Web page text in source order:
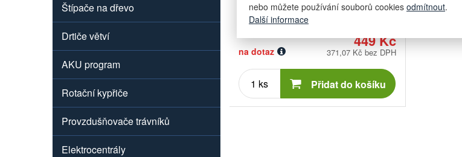
nebo můžete používání souborů cookies odmítnout.
Další informace
449 Kč
na dotaz 371,07 Kč bez DPH
Počet
kusů Přidat do košíku
Štípače na dřevo
Drtiče větví
AKU program
Rotační kypřiče
Provzdušňovače trávníků
Elektrocentrály